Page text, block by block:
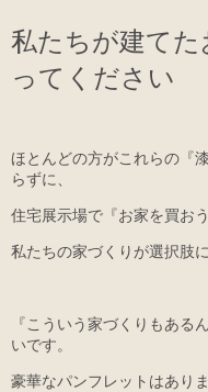
私たちが建てた
ってください
ほとんどの方がこれらの『
らずに、
住宅展示場で『お家を買お
私たちの家づくりが選択肢
『こういう家づくりもある
いです。
豪華なパンフレットはあり